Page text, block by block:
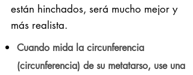
están hinchados, será mucho mejor y
más realista.
Cuando mida la circunferencia
(circunferencia) de su metatarso, use una